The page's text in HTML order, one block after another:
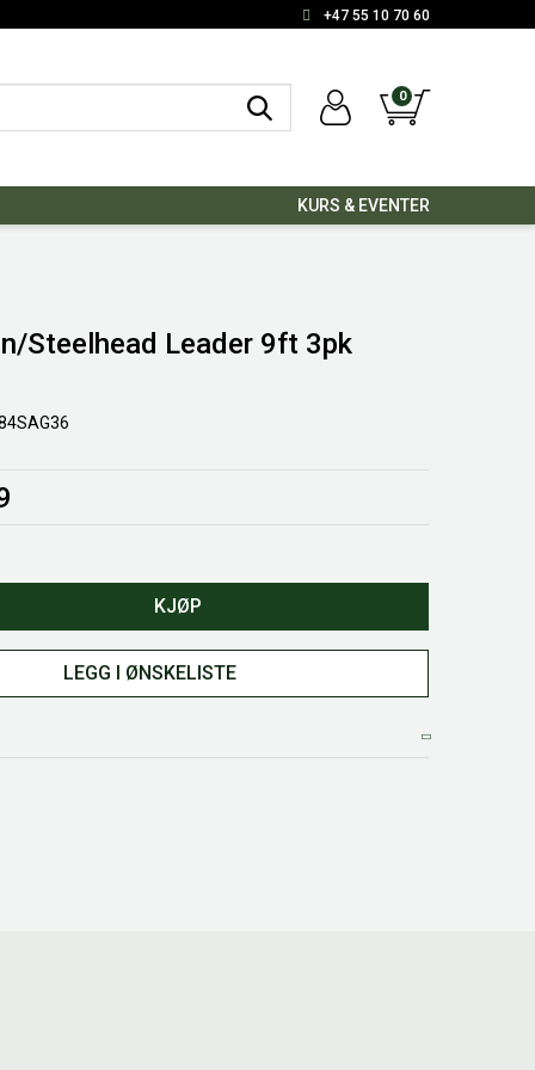
+47 55 10 70 60
0
KURS & EVENTER
Steelhead Leader 9ft 3pk
KJØP
LEGG I ØNSKELISTE